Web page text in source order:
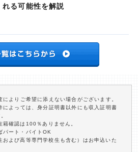
れる可能性を解説
よりご希望に添えない場合がございます。
よっては、身分証明書以外にも収入証明書
確認は100％ありません。
パート・バイトOK
および高等専門学校生も含む）はお申込いた